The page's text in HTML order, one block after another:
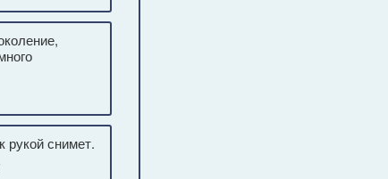
рукой снимет.